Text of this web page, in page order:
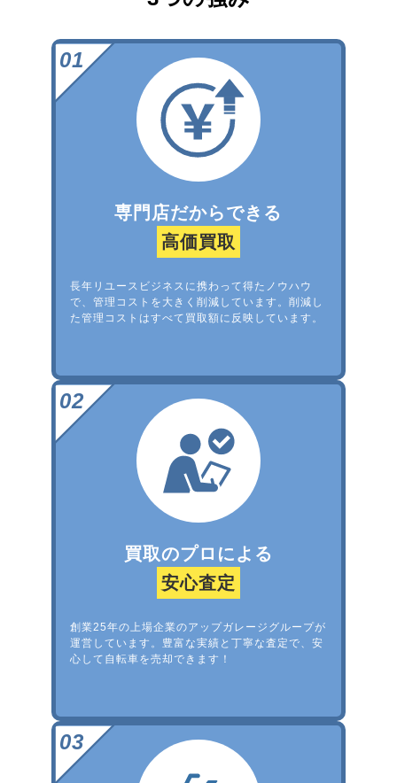
専門店だからできる
高価買取
長年リユースビジネスに携わって得たノウハウ
で、管理コストを大きく削減しています。削減し
た管理コストはすべて買取額に反映しています。
買取のプロによる
安心査定
創業25年の上場企業のアップガレージグループが
運営しています。豊富な実績と丁寧な査定で、安
心して自転車を売却できます！